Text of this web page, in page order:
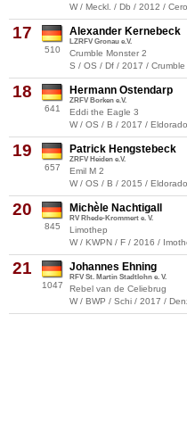
W / Meckl. / Db / 2012 /
17
510
Alexander Kernebeck
LZRFV Gronau e.V.
Crumble Monster 2
S / OS / Df / 2017 /
18
641
Hermann Ostendarp
ZRFV Borken e.V.
Eddi the Eagle 3
W / OS / B / 2017 /
19
657
Patrick Hengstebeck
ZRFV Heiden e.V.
Emil M 2
W / OS / B / 2015 /
20
845
Michèle Nachtigall
RV Rhede-Krommert e. V.
Limothep
W / KWPN / F / 2016 /
21
1047
Johannes Ehning
RFV St. Martin Stadtlohn e. V.
Rebel van de Celiebrug
W / BWP / Schi / 2017 /